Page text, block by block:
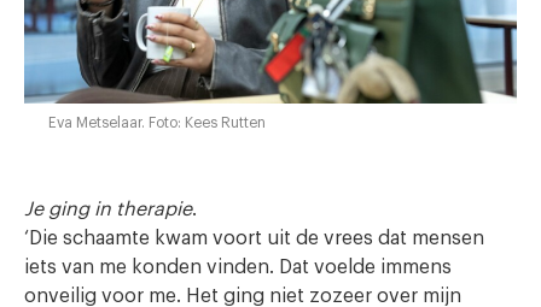
Eva Metselaar. Foto: Kees Rutten
Je ging in therapie.
‘Die schaamte kwam voort uit de vrees dat mensen
iets van me konden vinden. Dat voelde immens
onveilig voor me. Het ging niet zozeer over mijn